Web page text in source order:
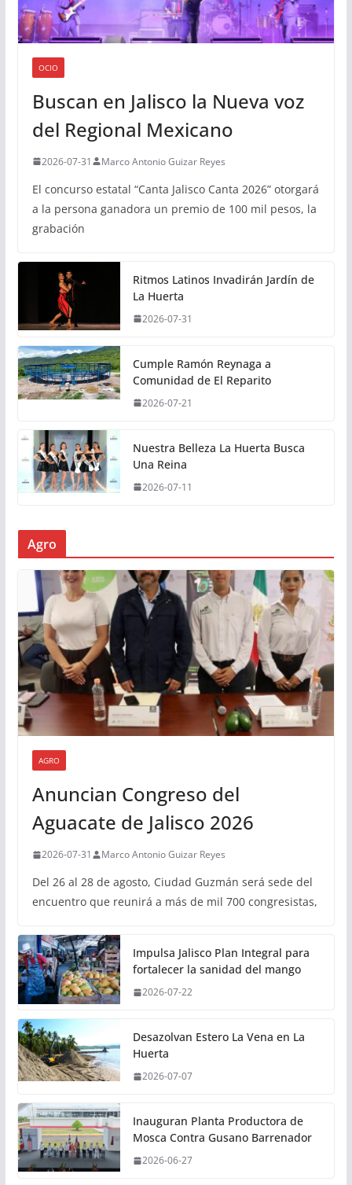
OCIO
Buscan en Jalisco la Nueva voz
del Regional Mexicano
2026-07-31 Marco Antonio Guizar Reyes
El concurso estatal “Canta Jalisco Canta 2026” otorgará
a la persona ganadora un premio de 100 mil pesos, la
grabación
Ritmos Latinos Invadirán Jardín de
La Huerta
2026-07-31
Cumple Ramón Reynaga a
Comunidad de El Reparito
2026-07-21
Nuestra Belleza La Huerta Busca
Una Reina
2026-07-11
Agro
AGRO
Anuncian Congreso del
Aguacate de Jalisco 2026
2026-07-31 Marco Antonio Guizar Reyes
Del 26 al 28 de agosto, Ciudad Guzmán será sede del
encuentro que reunirá a más de mil 700 congresistas,
Impulsa Jalisco Plan Integral para
fortalecer la sanidad del mango
2026-07-22
Desazolvan Estero La Vena en La
Huerta
2026-07-07
Inauguran Planta Productora de
Mosca Contra Gusano Barrenador
2026-06-27